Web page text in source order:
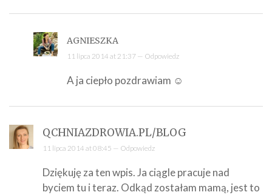
AGNIESZKA
11 lipca 2014 at 21:37 — Odpowiedz
A ja ciepło pozdrawiam ☺
QCHNIAZDROWIA.PL/BLOG
11 lipca 2014 at 08:45 — Odpowiedz
Dziękuję za ten wpis. Ja ciągle pracuje nad
byciem tu i teraz. Odkąd zostałam mamą, jest to